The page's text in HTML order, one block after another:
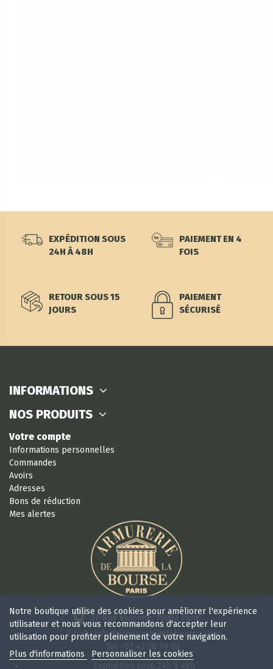
EXPÉDITION SOUS
24H À 48H
PAIEMENT EN 4
FOIS
RETOUR SOUS 15
JOURS
PAIEMENT
SÉCURISÉ
INFORMATIONS
NOS PRODUITS
Votre compte
Informations personnelles
Commandes
Avoirs
Adresses
Bons de réduction
Mes alertes
37 Rue Vivienne, 75002 Paris
Email : info@armureriedelabourse.com
Notre boutique utilise des cookies pour améliorer l'expérience
utilisateur et nous vous recommandons d'accepter leur
utilisation pour profiter pleinement de votre navigation.
Plus d'informations
Personnaliser les cookies